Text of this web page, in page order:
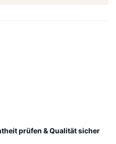
prüfen & Qualität sicher